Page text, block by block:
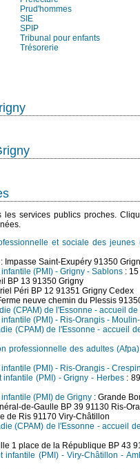
Prud'hommes
SIE
SPIP
Tribunal pour enfants
Trésorerie
services publics proches.
et sociale des
: Impasse Saint-Exupéry 91350
(PMI) - Grigny - Sablons :
BP 13 91350 Grigny
Péri BP 12 91351 Grigny Cedex
neuve chemin du Plessis
(CPAM) de l'Essonne - accueil de
(PMI) - Ris-Orangis -
(CPAM) de l'Essonne - accueil
professionnelle des adultes
(PMI) - Ris-Orangis - Crespin
(PMI) - Grigny - Herbes: 89
(PMI) de Grigny : Grande
de-Gaulle BP 39 91130 Ris-
de Ris 91170 Viry-Châtillon
(CPAM) de l'Essonne - accueil
1 place de la République BP 43
infantile (PMI) - Viry-Châtillon -